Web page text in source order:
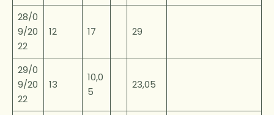
28/0
9/20
22
12 17 29
29/0
9/20
22
13
10,0
5
23,05